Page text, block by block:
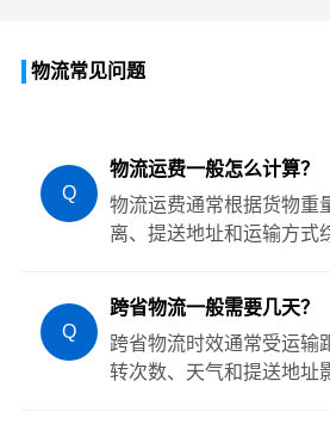
物流常见问题
Q
物流运费一般怎么计算？
物流运费通常根据货物重
离、提送地址和运输方式
Q
跨省物流一般需要几天？
跨省物流时效通常受运输
转次数、天气和提送地址